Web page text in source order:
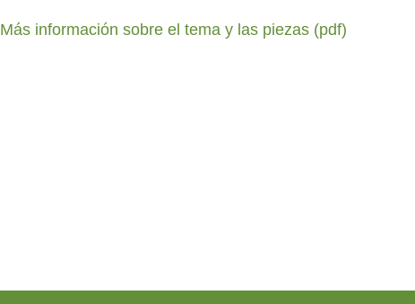
Más información sobre el tema y las piezas (pdf)